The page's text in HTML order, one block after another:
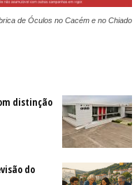
de Óculos no Cacém e no Chiado
distinção
do